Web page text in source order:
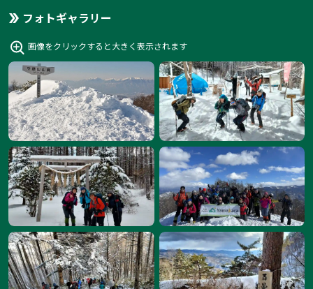
フォトギャラリー
画像をクリックすると大きく表示されます